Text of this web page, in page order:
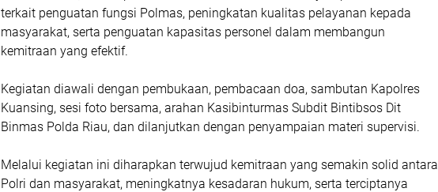
terkait penguatan fungsi Polmas, peningkatan kualitas pelayanan kepada
masyarakat, serta penguatan kapasitas personel dalam membangun
kemitraan yang efektif.
Kegiatan diawali dengan pembukaan, pembacaan doa, sambutan Kapolres
Kuansing, sesi foto bersama, arahan Kasibinturmas Subdit Bintibsos Dit
Binmas Polda Riau, dan dilanjutkan dengan penyampaian materi supervisi.
Melalui kegiatan ini diharapkan terwujud kemitraan yang semakin solid antara
Polri dan masyarakat, meningkatnya kesadaran hukum, serta terciptanya